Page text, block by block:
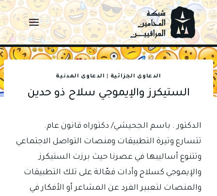
Skip
to
content
الدعاوى الجزائية الدعاوى المدنية
الستيكرز والإيموجي سلاح ذو حدين
الدكتور . باسم الجحيشي/ دكتوراه قانون عام.
تتسارع وتيرة التطبيقات ومنصات التواصل الاجتماعي
وتتنوع أساليبها في عصرنا حيث برزت الستيكرز
والإيموجي كسلاح وأدات فعّالة على تلك التطبيقات
والمنصات لتعبير الفرد عن المشاعر أو الأفكار في